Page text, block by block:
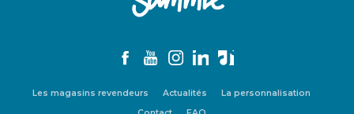
FacebookYouTubeInstagramLinkedInTikTok
Les magasins revendeurs Actualités
La personnalisation